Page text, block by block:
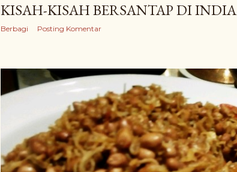
KISAH-KISAH BERSANTAP DI INDIA
Berbagi Posting Komentar